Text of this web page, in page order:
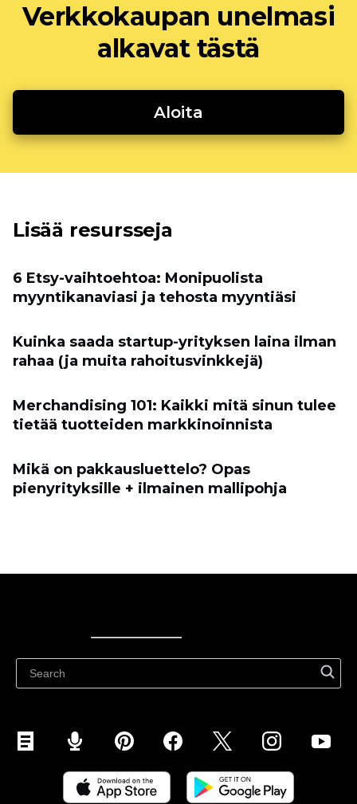
Verkkokaupan unelmasi
alkavat tästä
Aloita
Lisää resursseja
6 Etsy-vaihtoehtoa: Monipuolista
myyntikanaviasi ja tehosta myyntiäsi
Kuinka saada startup-yrityksen laina ilman
rahaa (ja muita rahoitusvinkkejä)
Merchandising 101: Kaikki mitä sinun tulee
tietää tuotteiden markkinoinnista
Mikä on pakkausluettelo? Opas
pienyrityksille + ilmainen mallipohja